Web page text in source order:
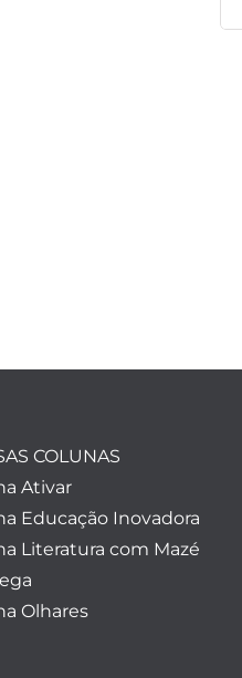
COLUNAS
Ativar
Educação Inovadora
Literatura com Mazé
Olhares